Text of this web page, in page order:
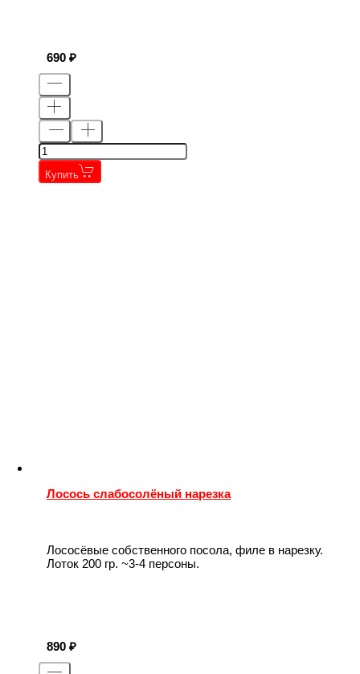
690
Купить
Лосось слабосолёный нарезка
Лососёвые собственного посола, филе в нарезку.
Лоток 200 гр. ~3-4 персоны.
890